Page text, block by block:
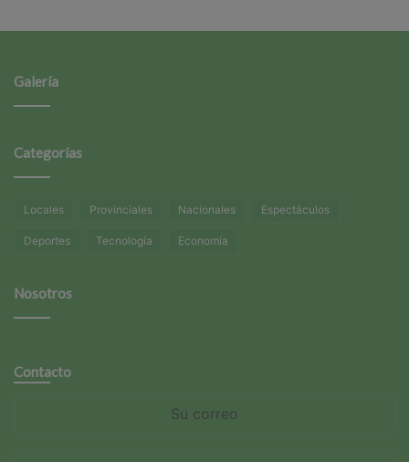
Galería
Categorías
Locales Provinciales Nacionales Espectáculos
Deportes Tecnología Economía
Nosotros
Contacto